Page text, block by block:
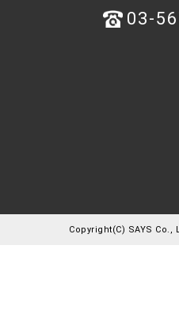
03-
Copyright(C) SAYS Co.,